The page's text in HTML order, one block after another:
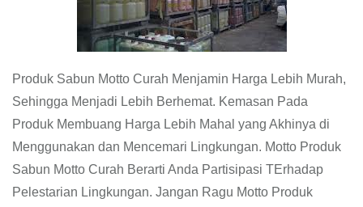
Produk Sabun Motto Curah Menjamin Harga Lebih Murah,
Sehingga Menjadi Lebih Berhemat. Kemasan Pada
Produk Membuang Harga Lebih Mahal yang Akhinya di
Menggunakan dan Mencemari Lingkungan. Motto Produk
Sabun Motto Curah Berarti Anda Partisipasi TErhadap
Pelestarian Lingkungan. Jangan Ragu Motto Produk